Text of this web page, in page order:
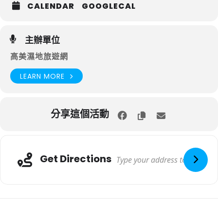
CALENDAR GOOGLECAL
主辦單位
高美濕地旅遊網
LEARN MORE
分享這個活動
Get Directions